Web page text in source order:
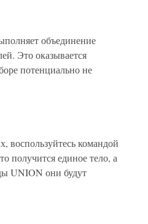
объединение
Это оказывается
потенциально не
воспользуйтесь командой
получится единое тело, а
UNION они будут